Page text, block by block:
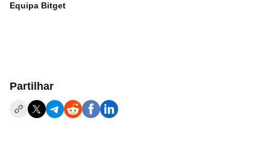
Equipa Bitget
Partilhar